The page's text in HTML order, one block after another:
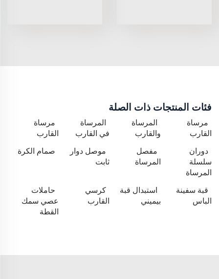
فئات المنتجات ذات الصلة
مرساة
القارب
المرساة
والقارب
المرساة
في القارب
مرساة
القارب
دوران
سلسلة
المرساة
مفصل
المرساة
موصل دوار
ثابت
صمام الكرة
قبة سفينة
الباس
استبدال قبة
بيميني
كرسي
القارب
حاملات
عصي سمك
القطة